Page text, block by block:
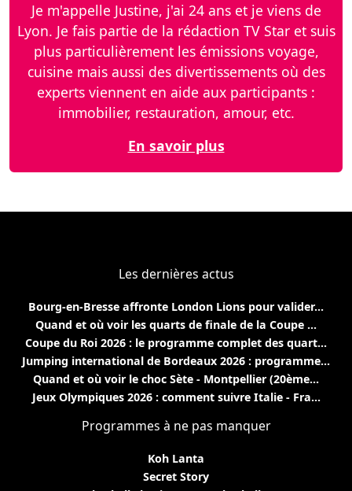
Je m'appelle Justine, j'ai 24 ans et je viens de
Lyon. Je fais partie de la rédaction TV Star et suis
plus particulièrement les émissions voyage,
cuisine mais aussi des divertissements où des
experts viennent en aide aux participants :
immobilier, restauration, amour, etc.
En savoir plus
Les dernières actus
Bourg-en-Bresse affronte London Lions pour valider...
Quand et où voir les quarts de finale de la Coupe ...
Coupe du Roi 2026 : le programme complet des quart...
Jumping international de Bordeaux 2026 : programme...
Quand et où voir le choc Sète - Montpellier (20ème...
Jeux Olympiques 2026 : comment suivre Italie - Fra...
Programmes à ne pas manquer
Koh Lanta
Secret Story